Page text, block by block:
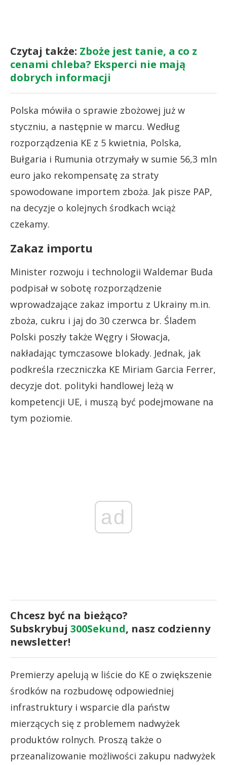
Czytaj także: Zboże jest tanie, a co z
cenami chleba? Eksperci nie mają
dobrych informacji
Polska mówiła o sprawie zbożowej już w
styczniu, a następnie w marcu. Według
rozporządzenia KE z 5 kwietnia, Polska,
Bułgaria i Rumunia otrzymały w sumie 56,3 mln
euro jako rekompensatę za straty
spowodowane importem zboża. Jak pisze PAP,
na decyzje o kolejnych środkach wciąż
czekamy.
Zakaz importu
Minister rozwoju i technologii Waldemar Buda
podpisał w sobotę rozporządzenie
wprowadzające zakaz importu z Ukrainy m.in.
zboża, cukru i jaj do 30 czerwca br. Śladem
Polski poszły także Węgry i Słowacja,
nakładając tymczasowe blokady. Jednak, jak
podkreśla rzeczniczka KE Miriam Garcia Ferrer,
decyzje dot. polityki handlowej leżą w
kompetencji UE, i muszą być podejmowane na
tym poziomie.
ad
Chcesz być na bieżąco?
Subskrybuj 300Sekund, nasz codzienny
newsletter!
Premierzy apelują w liście do KE o zwiększenie
środków na rozbudowę odpowiedniej
infrastruktury i wsparcie dla państw
mierzących się z problemem nadwyżek
produktów rolnych. Proszą także o
przeanalizowanie możliwości zakupu nadwyżek